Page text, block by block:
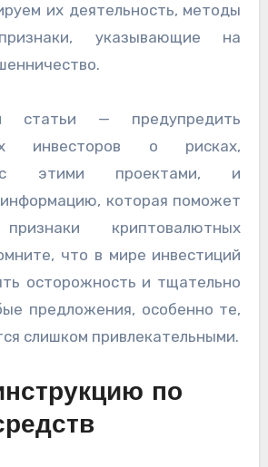
их деятельность, методы
указывающие на
статьи — предупредить
инвесторов о рисках,
с этими проектами, и
которая поможет
криптовалютных
что в мире инвестиций
осторожность и тщательно
предложения, особенно те,
слишком привлекательными.
по